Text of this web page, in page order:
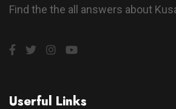
Find the the all answers about
Userful Links